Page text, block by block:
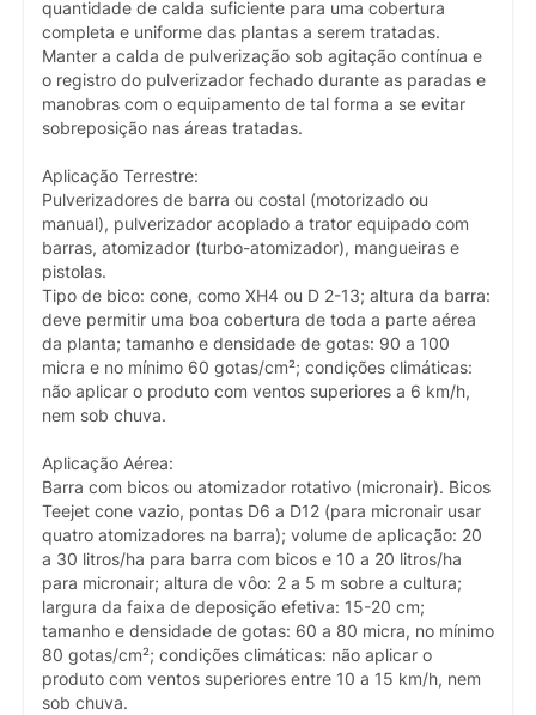
quantidade de calda suficiente para uma cobertura
completa e uniforme das plantas a serem tratadas.
Manter a calda de pulverização sob agitação contínua e
o registro do pulverizador fechado durante as paradas e
manobras com o equipamento de tal forma a se evitar
sobreposição nas áreas tratadas.
Aplicação Terrestre:
Pulverizadores de barra ou costal (motorizado ou
manual), pulverizador acoplado a trator equipado com
barras, atomizador (turbo-atomizador), mangueiras e
pistolas.
Tipo de bico: cone, como XH4 ou D 2-13; altura da barra:
deve permitir uma boa cobertura de toda a parte aérea
da planta; tamanho e densidade de gotas: 90 a 100
micra e no mínimo 60 gotas/cm²; condições climáticas:
não aplicar o produto com ventos superiores a 6 km/h,
nem sob chuva.
Aplicação Aérea:
Barra com bicos ou atomizador rotativo (micronair). Bicos
Teejet cone vazio, pontas D6 a D12 (para micronair usar
quatro atomizadores na barra); volume de aplicação: 20
a 30 litros/ha para barra com bicos e 10 a 20 litros/ha
para micronair; altura de vôo: 2 a 5 m sobre a cultura;
largura da faixa de deposição efetiva: 15-20 cm;
tamanho e densidade de gotas: 60 a 80 micra, no mínimo
80 gotas/cm²; condições climáticas: não aplicar o
produto com ventos superiores entre 10 a 15 km/h, nem
sob chuva.